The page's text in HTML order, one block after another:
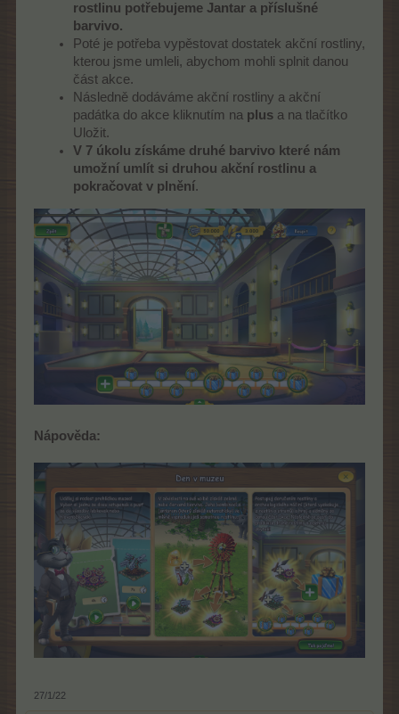
rostlinu potřebujeme Jantar a příslušné
barvivo.
Poté je potřeba vypěstovat dostatek akční rostliny,
kterou jsme umleli, abychom mohli splnit danou
část akce.
Následně dodáváme akční rostliny a akční
padátka do akce kliknutím na plus a na tlačítko
Uložit.
V 7 úkolu získáme druhé barvivo které nám
umožní umlít si druhou akční rostlinu a
pokračovat v plnění.
Nápověda:
27/1/22